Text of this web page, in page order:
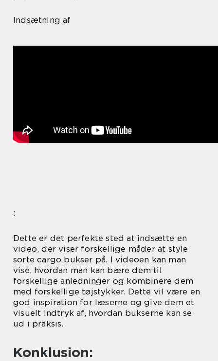
Indsætning af
:
Dette er det perfekte sted at indsætte en
video, der viser forskellige måder at style
sorte cargo bukser på. I videoen kan man
vise, hvordan man kan bære dem til
forskellige anledninger og kombinere dem
med forskellige tøjstykker. Dette vil være en
god inspiration for læserne og give dem et
visuelt indtryk af, hvordan bukserne kan se
ud i praksis.
Konklusion: